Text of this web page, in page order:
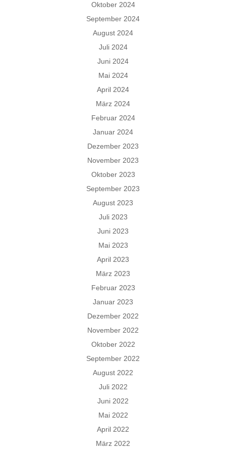
Oktober 2024
September 2024
August 2024
Juli 2024
Juni 2024
Mai 2024
April 2024
März 2024
Februar 2024
Januar 2024
Dezember 2023
November 2023
Oktober 2023
September 2023
August 2023
Juli 2023
Juni 2023
Mai 2023
April 2023
März 2023
Februar 2023
Januar 2023
Dezember 2022
November 2022
Oktober 2022
September 2022
August 2022
Juli 2022
Juni 2022
Mai 2022
April 2022
März 2022